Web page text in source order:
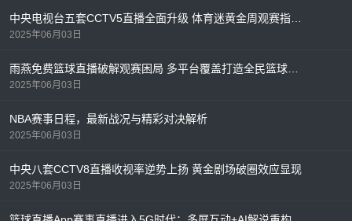
2025年06月03日
2025年06月03日
NBA赛事日程，最新战况与精彩对决解析
2025年06月03日
中央八套CCTV8直播收视率逆势上扬 黄金剧场破圈效应显现
2025年06月03日